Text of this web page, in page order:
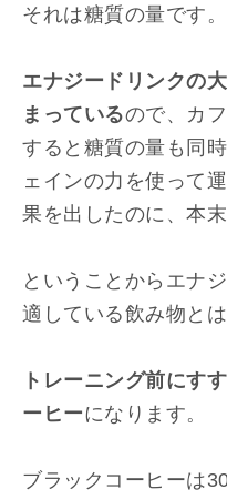
それは糖質の量です。
エナジードリンクの
まっているので、カ
すると糖質の量も同
ェインの力を使って
果を出したのに、本
ということからエナ
適している飲み物とは
トレーニング前にす
ーヒーになります。
ブラックコーヒーは